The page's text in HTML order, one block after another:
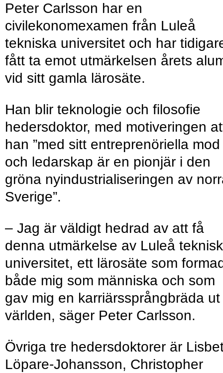
Peter Carlsson har en
civilekonomexamen från Luleå
tekniska universitet och har
fått ta emot utmärkelsen årets
vid sitt gamla lärosäte.
Han blir teknologie och filosofie
hedersdoktor, med motiveringen
han ”med sitt entreprenöriella mod
och ledarskap är en pionjär i den
gröna nyindustrialiseringen av
Sverige”.
– Jag är väldigt hedrad av att få
denna utmärkelse av Luleå
universitet, ett lärosäte som
både mig som människa och som
gav mig en karriärssprångbräda ut
världen, säger Peter Carlsson.
Övriga tre hedersdoktorer är
Löpare-Johansson, Christopher